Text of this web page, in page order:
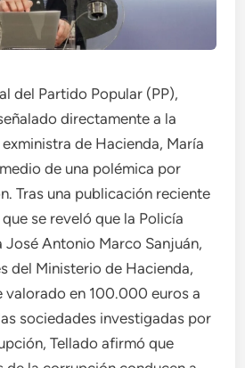
del Partido Popular (PP),
directamente a la
de Hacienda, María
de una polémica por
Tras una publicación reciente
que se reveló que la Policía
José Antonio Marco Sanjuán,
del Ministerio de Hacienda,
valorado en 100.000 euros a
sociedades investigadas por
Tellado afirmó que